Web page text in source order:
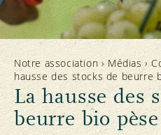
Notre association › Médias›
hausse des stocks de beurre
La hausse des
beurre bio